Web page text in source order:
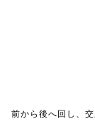
前から後へ回し、